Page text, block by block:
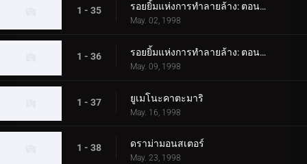
1 - 35 รอยยิ้มแห่งการทำลายล้าง: ตอนที่ 1
May. 02, 1998
1 - 36 รอยยิ้มแห่งการทำลายล้าง: ตอนที่ 2
May. 09, 1998
1 - 37 ยูเมโนะคาตะมาริ
May. 16, 1998
1 - 38 ดราม่ามอนสเตอร์
May. 23, 1998